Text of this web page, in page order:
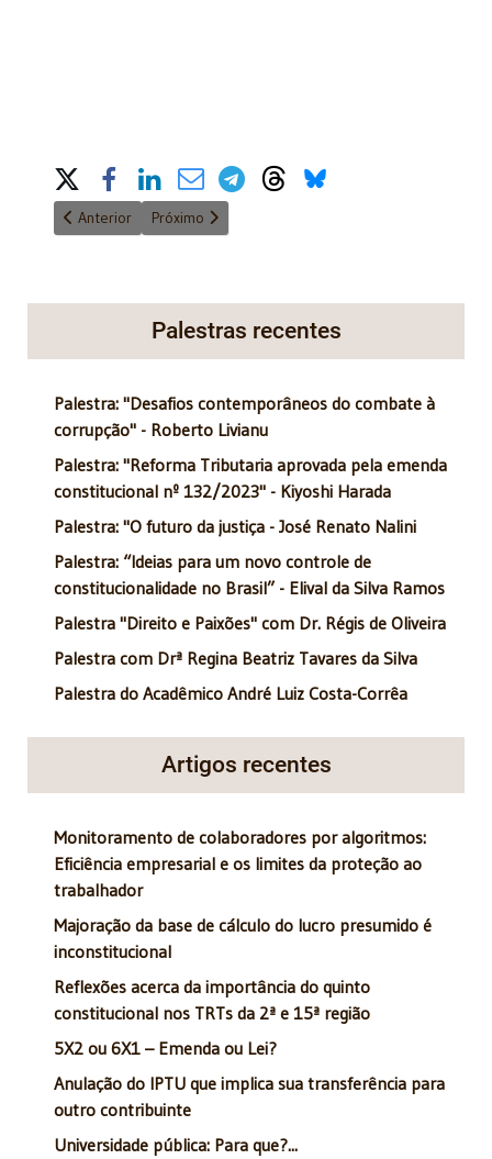
Share on Social Media
Artigo anterior: Análise: A evolução da responsabilidade
Anterior Próximo artigo: Os precatórios e o barco de Teseu
Próximo
Palestras recentes
Palestra: "Desafios contemporâneos do combate à
corrupção" - Roberto Livianu
Palestra: "Reforma Tributaria aprovada pela emenda
constitucional nº 132/2023" - Kiyoshi Harada
Palestra: "O futuro da justiça - José Renato Nalini
Palestra: “Ideias para um novo controle de
constitucionalidade no Brasil” - Elival da Silva Ramos
Palestra "Direito e Paixões" com Dr. Régis de Oliveira
Palestra com Drª Regina Beatriz Tavares da Silva
Palestra do Acadêmico André Luiz Costa-Corrêa
Artigos recentes
Monitoramento de colaboradores por algoritmos:
Eficiência empresarial e os limites da proteção ao
trabalhador
Majoração da base de cálculo do lucro presumido é
inconstitucional
Reflexões acerca da importância do quinto
constitucional nos TRTs da 2ª e 15ª região
5X2 ou 6X1 – Emenda ou Lei?
Anulação do IPTU que implica sua transferência para
outro contribuinte
Universidade pública: Para que?...